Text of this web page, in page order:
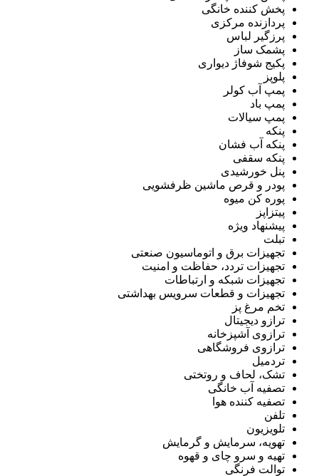
پخش کننده خانگی
پردازنده مرکزی
پرزگیر لباس
پشمک ساز
پکیج شوفاژ دیواری
پلوپز
پمپ آب کولر
پمپ باد
پمپ سیالات
پنکه
پنکه آب فشان
پنکه سقفی
پنل خورشیدی
پودر و قرص ماشین ظرفشویی
پوره کن میوه
پیتزاپز
پیشنهاد ویژه
تبلت
تجهیزات برق و اتوماسیون صنعتی
تجهیزات تردد، حفاظت و امنیت
تجهیزات شبکه و ارتباطات
تجهیزات و قطعات سرویس بهداشتی
تخم مرغ پز
ترازو دیجیتال
ترازوی آشپزخانه
ترازوی فروشگاهی
تردمیل
تشک، لحاف و روتختی
تصفیه آب خانگی
تصفیه کننده هوا
تلفن
تلویزیون
تهویه، سرمایش و گرمایش
تهیه و سرو چای و قهوه
توالت فرنگی